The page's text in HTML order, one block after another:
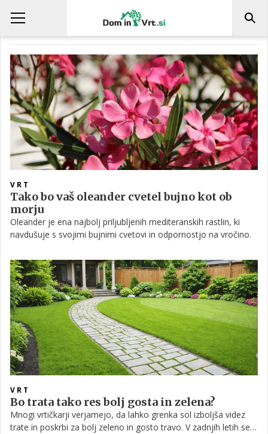
DRENAŽA
VRT
Tako bo vaš oleander cvetel bujno kot ob
morju
Oleander je ena najbolj priljubljenih mediteranskih rastlin, ki
navdušuje s svojimi bujnimi cvetovi in odpornostjo na vročino.
VRT
Bo trata tako res bolj gosta in zelena?
Mnogi vrtičkarji verjamejo, da lahko grenka sol izboljša videz
trate in poskrbi za bolj zeleno in gosto travo. V zadnjih letih se